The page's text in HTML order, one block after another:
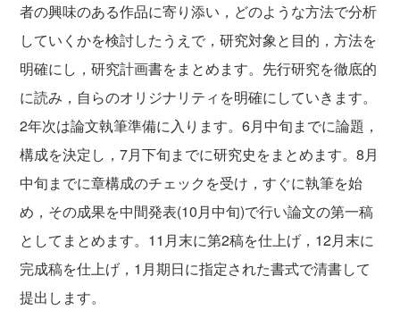
者の興味のある作品に寄り添い，どのような方法で分析
していくかを検討したうえで，研究対象と目的，方法を
明確にし，研究計画書をまとめます。先行研究を徹底的
に読み，自らのオリジナリティを明確にしていきます。
2年次は論文執筆準備に入ります。6月中旬までに論題，
構成を決定し，7月下旬までに研究史をまとめます。8月
中旬までに章構成のチェックを受け，すぐに執筆を始
め，その成果を中間発表(10月中旬)で行い論文の第一稿
としてまとめます。11月末に第2稿を仕上げ，12月末に
完成稿を仕上げ，1月期日に指定された書式で清書して
提出します。